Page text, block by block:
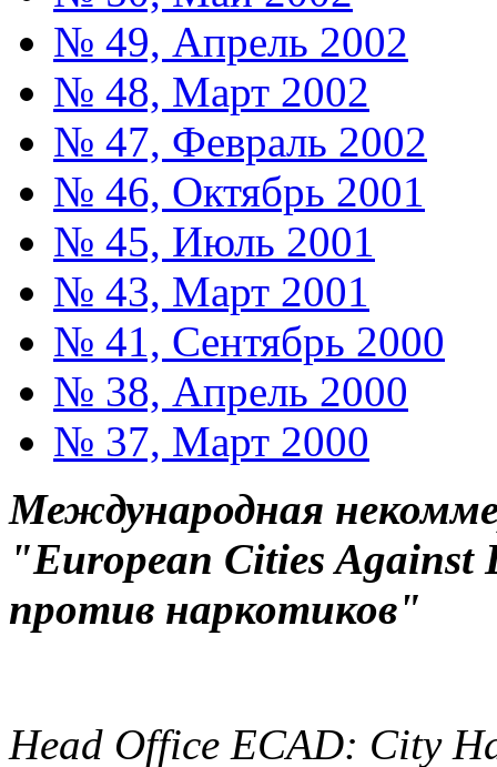
№ 49, Апрель 2002
№ 48, Март 2002
№ 47, Февраль 2002
№ 46, Октябрь 2001
№ 45, Июль 2001
№ 43, Март 2001
№ 41, Сентябрь 2000
№ 38, Апрель 2000
№ 37, Март 2000
Международная
"European Cities Against
против наркотиков"
Head Office ECAD: City